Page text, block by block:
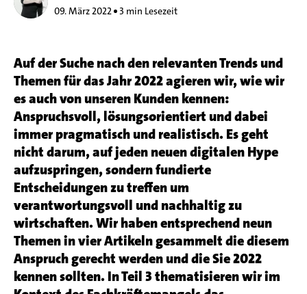
Auf der Suche nach den relevanten Trends und
Themen für das Jahr 2022 agieren wir, wie wir
es auch von unseren Kunden kennen:
Anspruchsvoll, lösungsorientiert und dabei
immer pragmatisch und realistisch. Es geht
nicht darum, auf jeden neuen digitalen Hype
aufzuspringen, sondern fundierte
Entscheidungen zu treffen um
verantwortungsvoll und nachhaltig zu
wirtschaften. Wir haben entsprechend neun
Themen in vier Artikeln gesammelt die diesem
Anspruch gerecht werden und die Sie 2022
kennen sollten. In Teil 3 thematisieren wir im
09. März 2022 3 min Lesezeit